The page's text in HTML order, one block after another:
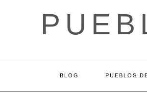
BLOG PUEBLOS